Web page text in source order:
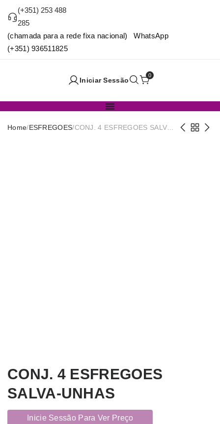
(+351) 253 488
285
(chamada para a rede fixa nacional) WhatsApp
(+351) 936511825
Iniciar Sessão
0
Home/ESFREGOES/CONJ. 4 ESFREGOES SALVA-
CONJ. 4 ESFREGOES
SALVA-UNHAS
Inicie Sessão Para Ver Preço